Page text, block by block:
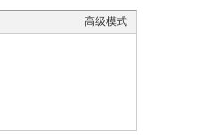
高级模式